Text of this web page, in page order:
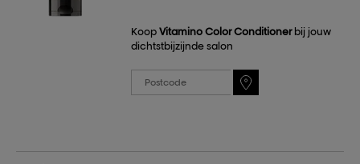
Koop Vitamino Color Conditioner bij jouw
dichtstbijzijnde salon